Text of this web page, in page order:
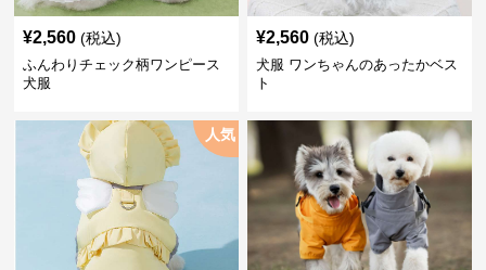
¥2,560 (税込)
ふんわりチェック柄ワンピース
犬服
¥2,560 (税込)
犬服 ワンちゃんのあったかベス
ト
人気